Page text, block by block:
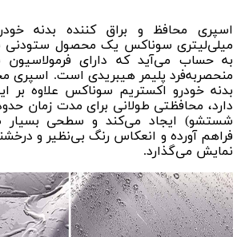
میلی‌لیتری سوناکس یک محصول ستودنی
به حساب می‌آید که دارای فرمولاسیون
منحصر‌به‌فرد پلیمر هیبریدی است. اسپری
بدنه خودرو اکستریم سوناکس علاوه بر
شستشو) ایجاد می‌کند و سطحی بسیار
فراهم آورده و انعکاس رنگ بی‌نظیر و
نمایش می‌گذارد.